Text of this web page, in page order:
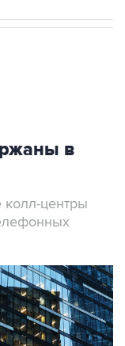
в
колл-центры